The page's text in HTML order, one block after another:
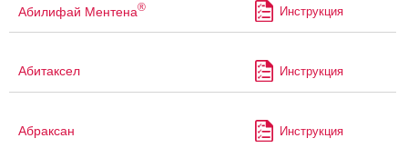
Абилифай Ментена® Инструкция
Абитаксел Инструкция
Абраксан Инструкция